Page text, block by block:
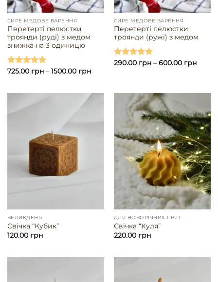
СИРЕ МЕДОВЕ ВАРЕННЯ
Перетерті пелюстки
троянди (руді) з медом
знижка на 3 одиницю
Оцінено в
725.00 грн– 1500.00 грн
СИРЕ МЕДОВЕ ВАРЕННЯ
Перетерті пелюстки
троянди (ружі) з медом
Оцінено в
290.00 грн– 600.00 грн
ВЕЛИКДЕНЬ
Свічка “Кубик”
120.00 грн
ДЛЯ НОВОРІЧНИХ СВЯТ
Свічка “Куля”
220.00 грн